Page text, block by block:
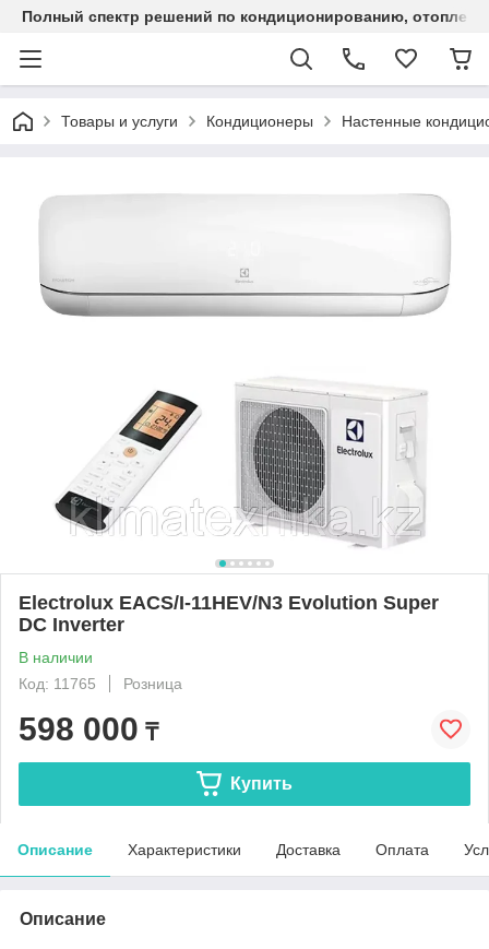
Полный спектр решений по кондиционированию,
Товары и услуги Кондиционеры Настенные
Electrolux EACS/I-11HEV/N3 Evolution Super
DC Inverter
В наличии
Код: 11765
Розница
598 000 ₸
Купить
Описание Характеристики Доставка Оплата
Описание